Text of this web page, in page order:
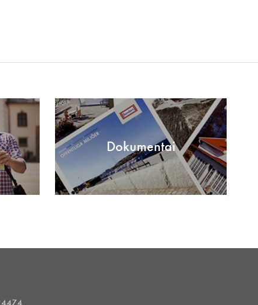
Dokumentai